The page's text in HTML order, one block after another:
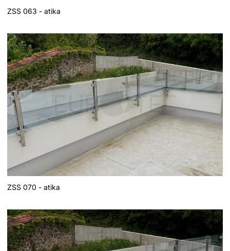
ZSS 063 - atika
ZSS 070 - atika